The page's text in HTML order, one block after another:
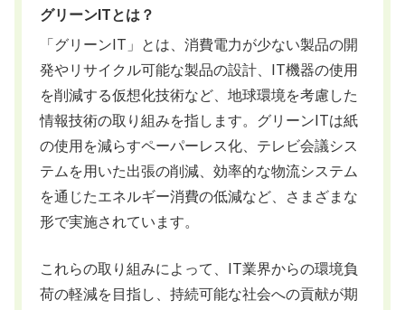
グリーンITとは？
「グリーンIT」とは、消費電力が少ない製品の開
発やリサイクル可能な製品の設計、IT機器の使用
を削減する仮想化技術など、地球環境を考慮した
情報技術の取り組みを指します。グリーンITは紙
の使用を減らすペーパーレス化、テレビ会議シス
テムを用いた出張の削減、効率的な物流システム
を通じたエネルギー消費の低減など、さまざまな
形で実施されています。
これらの取り組みによって、IT業界からの環境負
荷の軽減を目指し、持続可能な社会への貢献が期